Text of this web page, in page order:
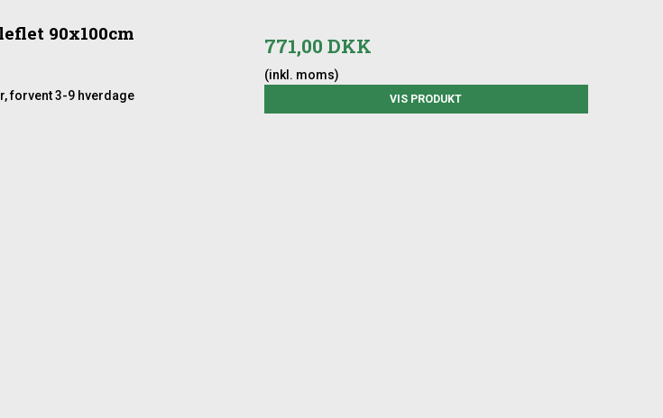
90x100cm
forvent 3-9 hverdage
771,00 DKK
(inkl. moms)
VIS PRODUKT